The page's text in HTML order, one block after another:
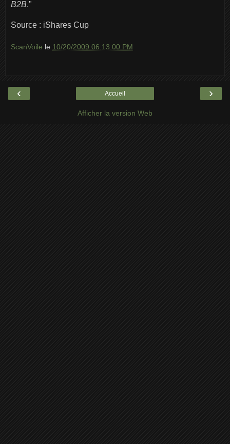
B2B."
Source : iShares Cup
ScanVoile le 10/20/2009 06:13:00 PM
‹ ›
Accueil
Afficher la version Web